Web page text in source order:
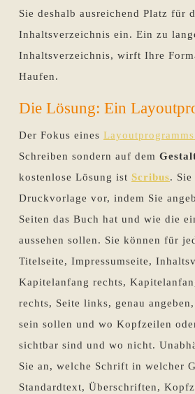
Sie deshalb ausreichend Platz für
Inhaltsverzeichnis ein. Ein zu
Inhaltsverzeichnis, wirft Ihre
Haufen.
Die Lösung: Ein
Der Fokus eines Layoutprogramms
Schreiben sondern auf dem
kostenlose Lösung ist Scribus. Sie
Druckvorlage vor, indem Sie
Seiten das Buch hat und wie die
aussehen sollen. Sie können für
Titelseite, Impressumseite,
Kapitelanfang rechts,
rechts, Seite links, genau
sein sollen und wo Kopfzeilen
sichtbar sind und wo nicht.
Sie an, welche Schrift in welcher
Standardtext, Überschriften,